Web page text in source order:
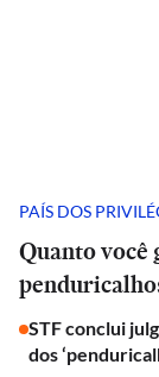
PAÍS DOS
Quanto você
STF conclui
dos